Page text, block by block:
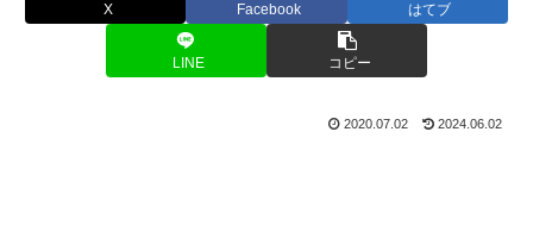
X Facebook はてブ
LINE コピー
2020.07.02 2024.06.02